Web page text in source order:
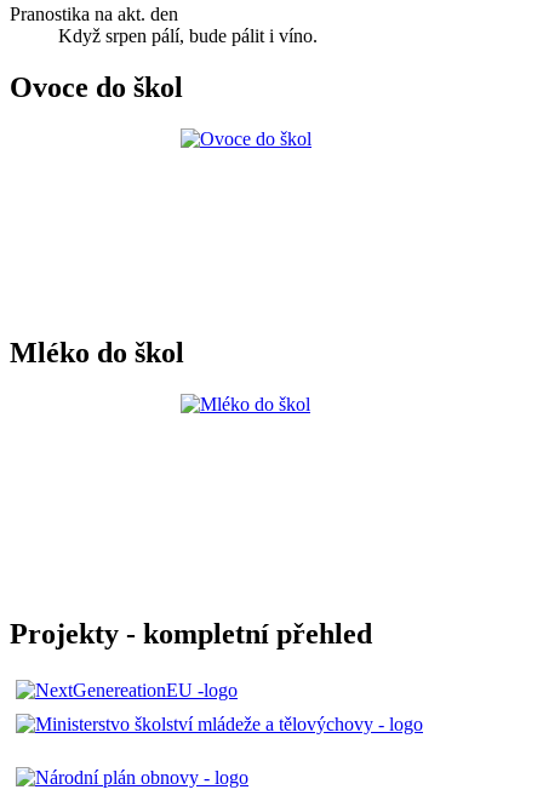
Pranostika na akt. den
Když srpen pálí, bude pálit i víno.
Ovoce do škol
Mléko do škol
Projekty - kompletní přehled